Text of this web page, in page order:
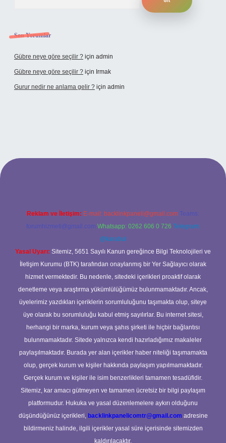
Son Yorumlar
Gübre neye göre seçilir ? için admin
Gübre neye göre seçilir ? için Irmak
Gurur nedir ne anlama gelir ? için admin
yeni giriş adresi
Reklam ve İletişim: E-mail: backlinkpaneli@gmail.com Teams:
forumhizmeti@gmail.com Whatsapp: 0262 606 0 726 Telegram:
@karabul
Yasal Uyarı: Sitemiz, 5651 Sayılı Kanun gereğince Bilgi Teknolojileri ve
İletişim Kurumu (BTK) tarafından onaylanmış bir Yer Sağlayıcı olarak
hizmet vermektedir. Bu nedenle, sitedeki içerikleri proaktif olarak
denetleme veya araştırma yükümlülüğümüz bulunmamaktadır. Ancak,
üyelerimiz yazdıkları içeriklerin sorumluluğunu taşımakta olup, siteye
üye olarak bu sorumluluğu kabul etmiş sayılırlar. Bu internet sitesi,
herhangi bir marka, kurum veya şahıs şirketi ile hiçbir bağlantısı
bulunmamaktadır. Sitede yalnızca kendi hazırladığımız makaleler
paylaşılmaktadır. Burada yer alan içerikler haber niteliği taşımamakta
olup, gerçek kurum ve kişiler hakkında paylaşım yapılmamaktadır.
Gerçek kurum ve kişiler ile isim benzerlikleri tamamen tesadüfidir.
Sitemiz, kar amacı gütmeyen ve tamamen ücretsiz bir bilgi paylaşım
platformudur. Hukuka ve yasal düzenlemelere aykırı olduğunu
düşündüğünüz içerikleri, backlinkpanelicomtr@gmail.com adresine
bildirmeniz halinde, ilgili içerikler yasal süre içerisinde sitemizden
kaldırılacaktır.